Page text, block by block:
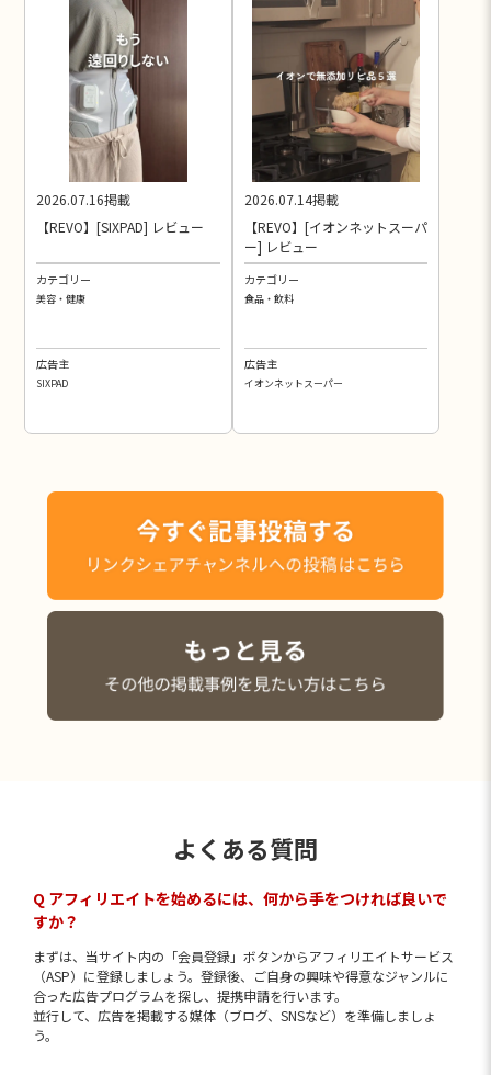
2026.07.16掲載
【REVO】[SIXPAD] レビュー
カテゴリー
美容・健康
広告主
SIXPAD
2026.07.14掲載
【REVO】[イオンネットスーパ
ー] レビュー
カテゴリー
食品・飲料
広告主
イオンネットスーパー
よくある質問
Q アフィリエイトを始めるには、何から手をつければ良いで
すか？
まずは、当サイト内の「会員登録」ボタンからアフィリエイトサービス
（ASP）に登録しましょう。登録後、ご自身の興味や得意なジャンルに
合った広告プログラムを探し、提携申請を行います。
並行して、広告を掲載する媒体（ブログ、SNSなど）を準備しましょ
う。